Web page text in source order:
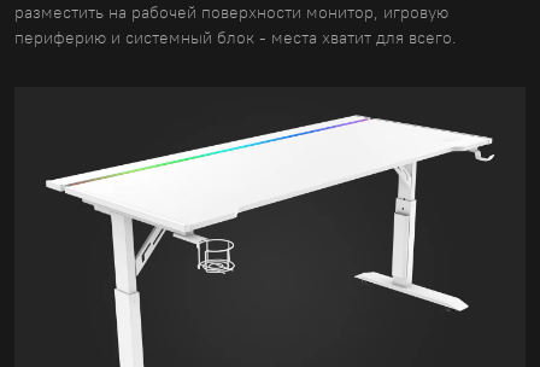
разместить на рабочей поверхности монитор, игровую
периферию и системный блок - места хватит для всего.